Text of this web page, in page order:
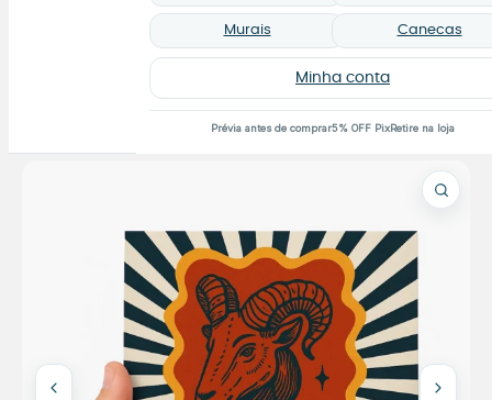
Murais Canecas
Minha conta
Prévia antes de comprar5% OFF PixRetire na loja